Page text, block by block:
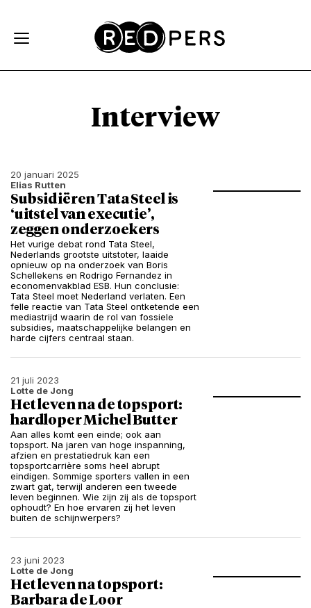
Interview
20 januari 2025
Elias Rutten
Subsidiëren Tata Steel is
‘uitstel van executie’,
zeggen onderzoekers
Het vurige debat rond Tata Steel,
Nederlands grootste uitstoter, laaide
opnieuw op na onderzoek van Boris
Schellekens en Rodrigo Fernandez in
economenvakblad ESB. Hun conclusie:
Tata Steel moet Nederland verlaten. Een
felle reactie van Tata Steel ontketende een
mediastrijd waarin de rol van fossiele
subsidies, maatschappelijke belangen en
harde cijfers centraal staan.
21 juli 2023
Lotte de Jong
Het leven na de topsport:
hardloper Michel Butter
Aan alles komt een einde; ook aan
topsport. Na jaren van hoge inspanning,
afzien en prestatiedruk kan een
topsportcarrière soms heel abrupt
eindigen. Sommige sporters vallen in een
zwart gat, terwijl anderen een tweede
leven beginnen. Wie zijn zij als de topsport
ophoudt? En hoe ervaren zij het leven
buiten de schijnwerpers?
23 juni 2023
Lotte de Jong
Het leven na topsport:
Barbara de Loor